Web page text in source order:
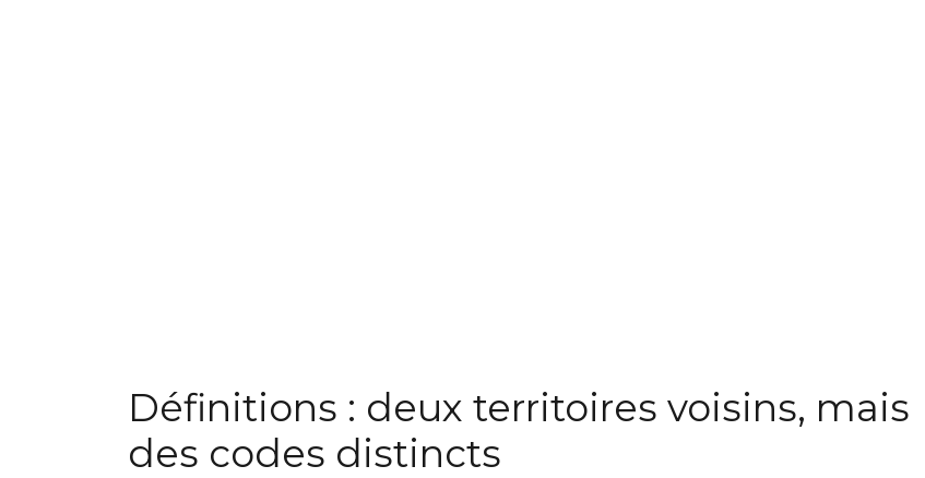
Définitions : deux territoires voisins, mais
des codes distincts